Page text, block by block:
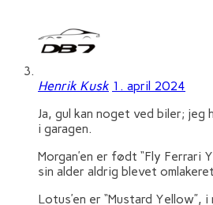
Henrik Kusk 1. april 2024
Ja, gul kan noget ved biler; jeg
i garagen.
Morgan’en er født “Fly Ferrari
sin alder aldrig blevet
Lotus’en er “Mustard Yellow”,